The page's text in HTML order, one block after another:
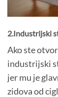
2.Industrijski
Ako ste
industrijski
jer mu je
zidova od